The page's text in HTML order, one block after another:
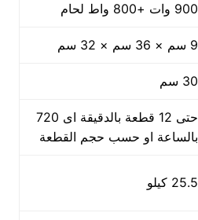
900 وات +800 واط لحام
9 سم × 36 سم × 32 سم
30 سم
حتى 12 قطعة بالدقيقة اى 720
بالساعة او حسب حجم القطعة
25.5 كيلو